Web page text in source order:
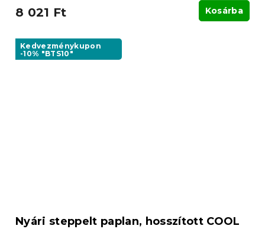
8 021 Ft Kosárba
Kedvezménykupon
-10% "BTS10"
Nyári steppelt paplan, hosszított COOL